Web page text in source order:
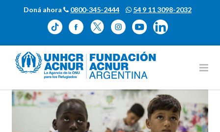
Doná ahora 0800-345-2444 54 9 11 3098-2032